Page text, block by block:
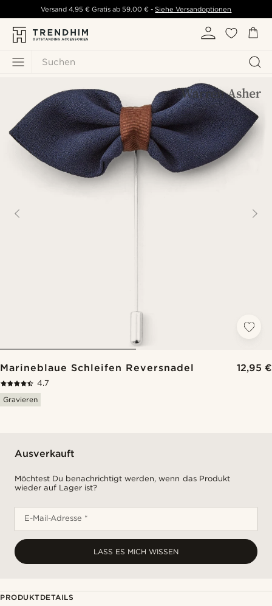
Suchen
Versand 4,95 € Gratis ab 59,00 € - Siehe Versandoptionen
Marineblaue Schleifen Reversnadel 12,95 €
4.7
Gravieren
Ausverkauft
Möchtest Du benachrichtigt werden, wenn das Produkt
wieder auf Lager ist?
E-Mail-Adresse *
LASS ES MICH WISSEN
PRODUKTDETAILS